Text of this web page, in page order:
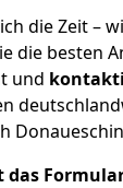
die Zeit –
die besten
und
das